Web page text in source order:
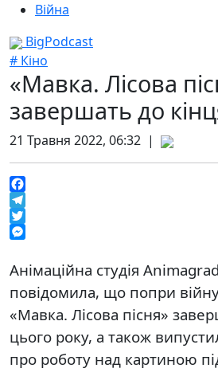
Війна
BigPodcast
# Кіно
«Мавка. Лісова
завершать до
21 Травня 2022, 06:32 |
Facebook
Telegram
Twitter
Анімаційна студія
повідомила, що попри
«Мавка. Лісова пісня»
цього року, а також
про роботу над картиною